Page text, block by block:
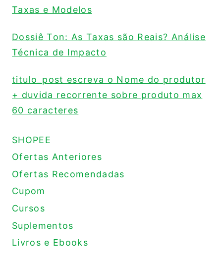
Taxas e Modelos
Dossiê Ton: As Taxas são Reais? Análise
Técnica de Impacto
titulo_post escreva o Nome do produtor
+ duvida recorrente sobre produto max
60 caracteres
SHOPEE
Ofertas Anteriores
Ofertas Recomendadas
Cupom
Cursos
Suplementos
Livros e Ebooks